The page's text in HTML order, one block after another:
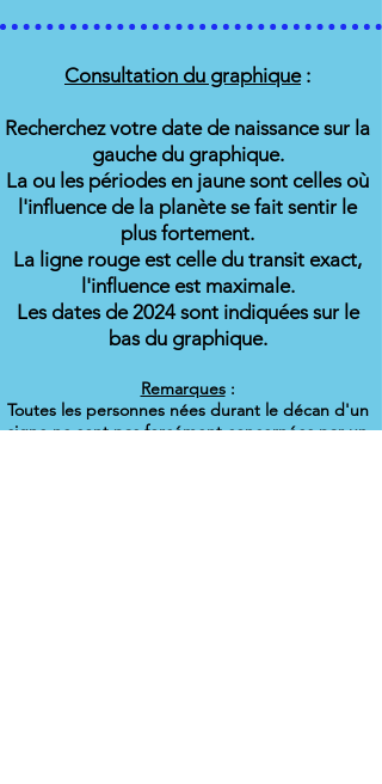
Consultation du graphique:
Recherchez votre date de naissance sur la
gauche du graphique.
La ou les périodes en jaune sont celles où
l'influence de la planète se fait sentir le
plus fortement.
La ligne rouge est celle du transit exact,
l'influence est maximale.
Les dates de 2024 sont indiquées sur le
bas du graphique.
Remarques:
Toutes les personnes nées durant le décan d'un
signe ne sont pas forcément concernées par un